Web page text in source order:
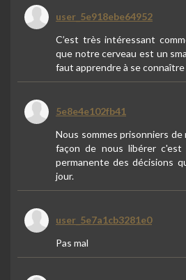
user_5e918ebe64952
C’est très intéressant
que notre cerveau est un
faut apprendre à se
5e8e4e102fb41
Nous sommes prisonniers
façon de nous libérer
permanente des décisions
jour.
user_5e7a1cb3281e0
Pas mal